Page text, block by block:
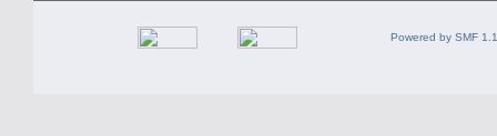
Powered by SMF